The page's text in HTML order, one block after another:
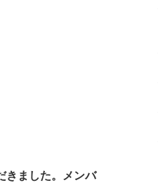
きました。メンバ